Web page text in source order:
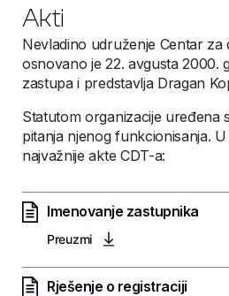
Akti
Nevladino udruženje Centar
osnovano je 22. avgusta 2000.
zastupa i predstavlja Dragan
Statutom organizacije uređena
pitanja njenog funkcionisanja.
najvažnije akte CDT-a:
Imenovanje zastupnika
Preuzmi
Rješenje o registraciji